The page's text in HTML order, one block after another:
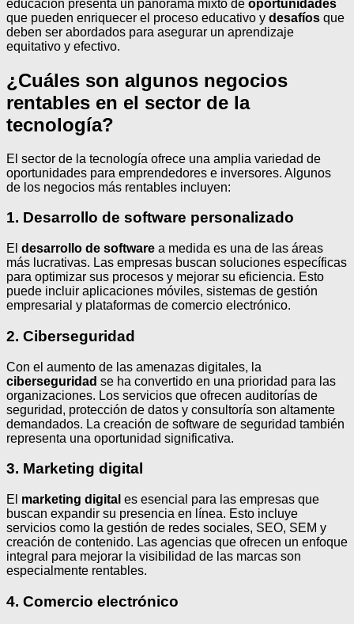
educación presenta un panorama mixto de oportunidades
que pueden enriquecer el proceso educativo y desafíos que
deben ser abordados para asegurar un aprendizaje
equitativo y efectivo.
¿Cuáles son algunos negocios
rentables en el sector de la
tecnología?
El sector de la tecnología ofrece una amplia variedad de
oportunidades para emprendedores e inversores. Algunos
de los negocios más rentables incluyen:
1. Desarrollo de software personalizado
El desarrollo de software a medida es una de las áreas
más lucrativas. Las empresas buscan soluciones específicas
para optimizar sus procesos y mejorar su eficiencia. Esto
puede incluir aplicaciones móviles, sistemas de gestión
empresarial y plataformas de comercio electrónico.
2. Ciberseguridad
Con el aumento de las amenazas digitales, la
ciberseguridad se ha convertido en una prioridad para las
organizaciones. Los servicios que ofrecen auditorías de
seguridad, protección de datos y consultoría son altamente
demandados. La creación de software de seguridad también
representa una oportunidad significativa.
3. Marketing digital
El marketing digital es esencial para las empresas que
buscan expandir su presencia en línea. Esto incluye
servicios como la gestión de redes sociales, SEO, SEM y
creación de contenido. Las agencias que ofrecen un enfoque
integral para mejorar la visibilidad de las marcas son
especialmente rentables.
4. Comercio electrónico